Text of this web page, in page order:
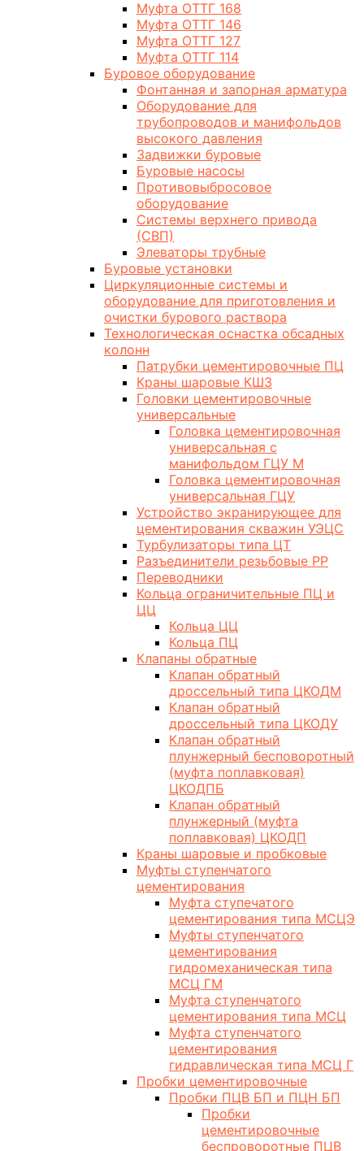
Муфта ОТТГ 168
Муфта ОТТГ 146
Муфта ОТТГ 127
Муфта ОТТГ 114
Буровое оборудование
Фонтанная и запорная арматура
Оборудование для
трубопроводов и манифольдов
высокого давления
Задвижки буровые
Буровые насосы
Противовыбросовое
оборудование
Системы верхнего привода
(СВП)
Элеваторы трубные
Буровые установки
Циркуляционные системы и
оборудование для приготовления и
очистки бурового раствора
Технологическая оснастка обсадных
колонн
Патрубки цементировочные ПЦ
Краны шаровые КШЗ
Головки цементировочные
универсальные
Головка цементировочная
универсальная с
манифольдом ГЦУ М
Головка цементировочная
универсальная ГЦУ
Устройство экранирующее для
цементирования скважин УЭЦС
Турбулизаторы типа ЦТ
Разъединители резьбовые РР
Переводники
Кольца ограничительные ПЦ и
ЦЦ
Кольца ЦЦ
Кольца ПЦ
Клапаны обратные
Клапан обратный
дроссельный типа ЦКОДМ
Клапан обратный
дроссельный типа ЦКОДУ
Клапан обратный
плунжерный бесповоротный
(муфта поплавковая)
ЦКОДПБ
Клапан обратный
плунжерный (муфта
поплавковая) ЦКОДП
Краны шаровые и пробковые
Муфты ступенчатого
цементирования
Муфта ступечатого
цементирования типа МСЦЭ
Муфты ступенчатого
цементирования
гидромеханическая типа
МСЦ ГМ
Муфта ступенчатого
цементирования типа МСЦ
Муфта ступенчатого
цементирования
гидравлическая типа МСЦ Г
Пробки цементировочные
Пробки ПЦВ БП и ПЦН БП
Пробки
цементировочные
беспроворотные ПЦВ